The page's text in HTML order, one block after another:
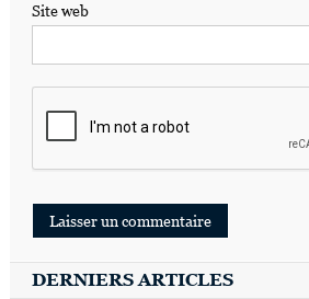
Site web
DERNIERS ARTICLES